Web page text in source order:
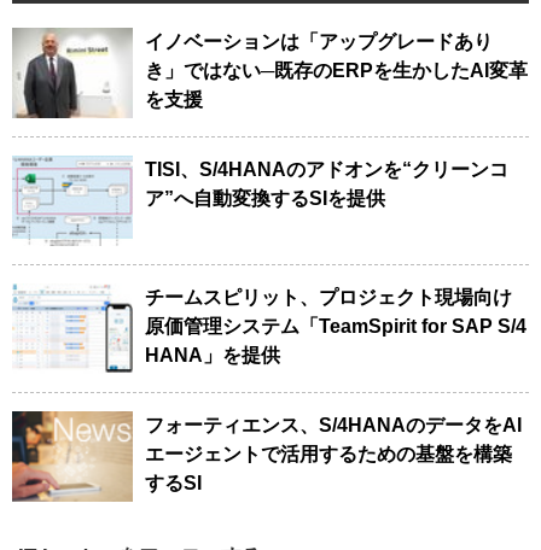
イノベーションは「アップグレードあり
き」ではない─既存のERPを生かしたAI変革
を支援
TISI、S/4HANAのアドオンを“クリーンコ
ア”へ自動変換するSIを提供
チームスピリット、プロジェクト現場向け
原価管理システム「TeamSpirit for SAP S/4
HANA」を提供
フォーティエンス、S/4HANAのデータをAI
エージェントで活用するための基盤を構築
するSI